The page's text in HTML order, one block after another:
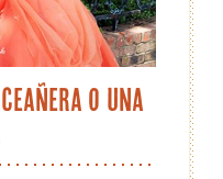
o una